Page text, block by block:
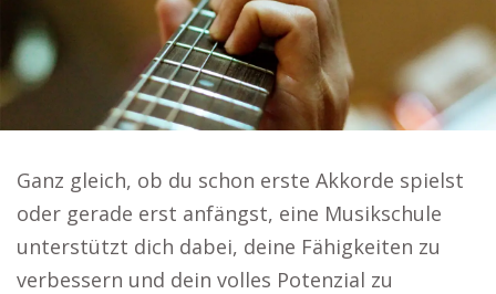
Ganz gleich, ob du schon erste Akkorde spielst
oder gerade erst anfängst, eine Musikschule
unterstützt dich dabei, deine Fähigkeiten zu
verbessern und dein volles Potenzial zu